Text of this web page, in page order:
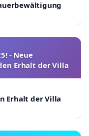
- Neue
Erhalt der Villa
Erhalt der Villa